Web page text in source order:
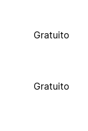
Gratuito
Gratuito